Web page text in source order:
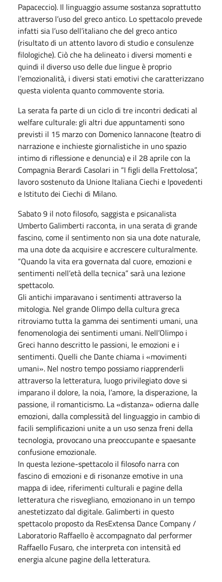
Papaceccio). Il linguaggio assume sostanza soprattutto
attraverso l’uso del greco antico. Lo spettacolo prevede
infatti sia l’uso dell’italiano che del greco antico
(risultato di un attento lavoro di studio e consulenze
filologiche). Ciò che ha delineato i diversi momenti e
quindi il diverso uso delle due lingue è proprio
l’emozionalità, i diversi stati emotivi che caratterizzano
questa violenta quanto commovente storia.
La serata fa parte di un ciclo di tre incontri dedicati al
welfare culturale: gli altri due appuntamenti sono
previsti il 15 marzo con Domenico Iannacone (teatro di
narrazione e inchieste giornalistiche in uno spazio
intimo di riflessione e denuncia) e il 28 aprile con la
Compagnia Berardi Casolari in “I figli della Frettolosa”,
lavoro sostenuto da Unione Italiana Ciechi e Ipovedenti
e Istituto dei Ciechi di Milano.
Sabato 9 il noto filosofo, saggista e psicanalista
Umberto Galimberti racconta, in una serata di grande
fascino, come il sentimento non sia una dote naturale,
ma una dote da acquisire e accrescere culturalmente.
“Quando la vita era governata dal cuore, emozioni e
sentimenti nell’età della tecnica” sarà una lezione
spettacolo.
Gli antichi imparavano i sentimenti attraverso la
mitologia. Nel grande Olimpo della cultura greca
ritroviamo tutta la gamma dei sentimenti umani, una
fenomenologia dei sentimenti umani. Nell’Olimpo i
Greci hanno descritto le passioni, le emozioni e i
sentimenti. Quelli che Dante chiama i «movimenti
umani». Nel nostro tempo possiamo riapprenderli
attraverso la letteratura, luogo privilegiato dove si
imparano il dolore, la noia, l’amore, la disperazione, la
passione, il romanticismo. La «distanza» odierna dalle
emozioni, dalla complessità del linguaggio in cambio di
facili semplificazioni unite a un uso senza freni della
tecnologia, provocano una preoccupante e spaesante
confusione emozionale.
In questa lezione-spettacolo il filosofo narra con
fascino di emozioni e di risonanze emotive in una
mappa di idee, riferimenti culturali e pagine della
letteratura che risvegliano, emozionano in un tempo
anestetizzato dal digitale. Galimberti in questo
spettacolo proposto da ResExtensa Dance Company /
Laboratorio Raffaello è accompagnato dal performer
Raffaello Fusaro, che interpreta con intensità ed
energia alcune pagine della letteratura.